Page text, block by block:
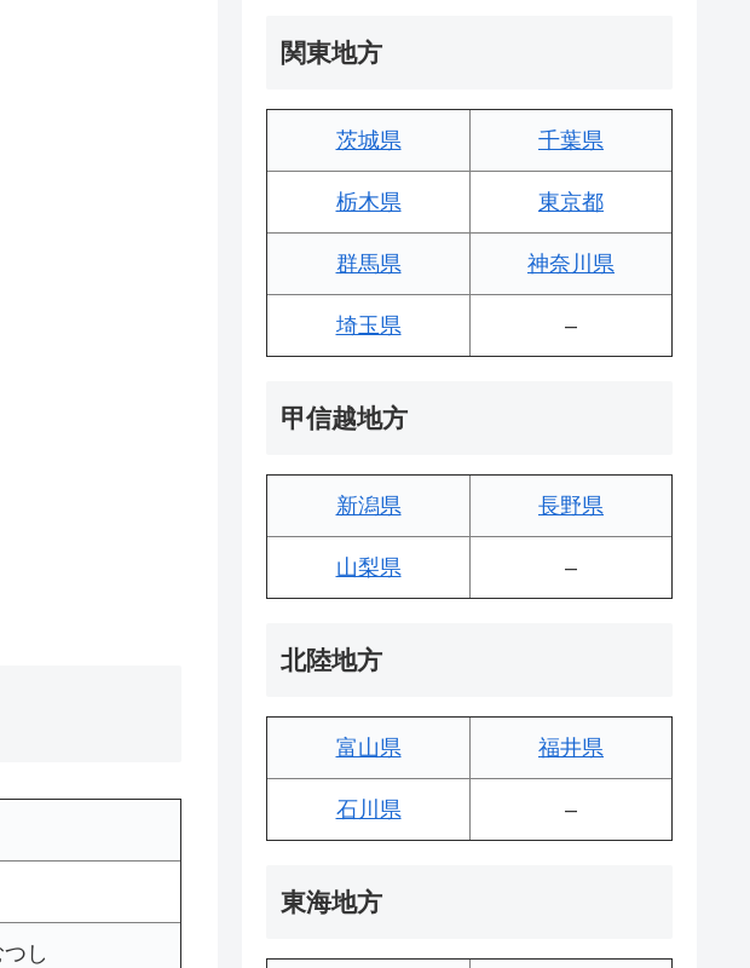
し
関東地方
茨城県 千葉県
栃木県 東京都
群馬県 神奈川県
埼玉県 –
甲信越地方
新潟県 長野県
山梨県 –
北陸地方
富山県 福井県
石川県 –
東海地方